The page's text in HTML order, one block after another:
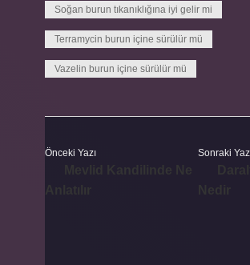
Soğan burun tıkanıklığına iyi gelir mi
Terramycin burun içine sürülür mü
Vazelin burun içine sürülür mü
Önceki Yazı Sonraki